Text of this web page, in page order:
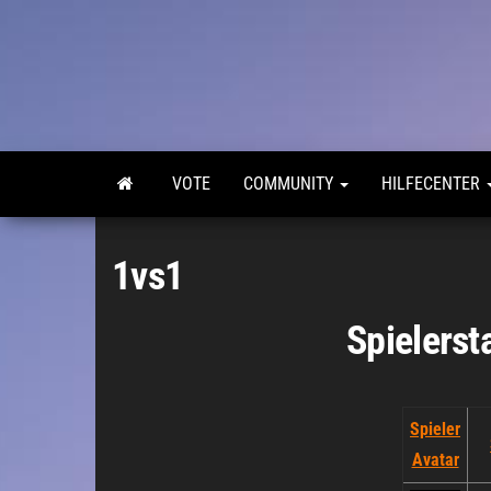
VOTE COMMUNITY HILFECENTER
1vs1
Spieler
Avatar